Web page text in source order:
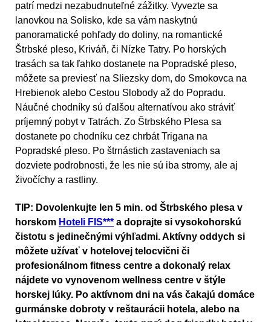
patrí medzi nezabudnuteľné zážitky. Vyvezte sa
lanovkou na Solisko, kde sa vám naskytnú
panoramatické pohľady do doliny, na romantické
Štrbské pleso, Kriváň, či Nízke Tatry. Po horských
trasách sa tak ľahko dostanete na Popradské pleso,
môžete sa previesť na Sliezsky dom, do Smokovca na
Hrebienok alebo Cestou Slobody až do Popradu.
Náučné chodníky sú ďalšou alternatívou ako stráviť
príjemný pobyt v Tatrách. Zo Štrbského Plesa sa
dostanete po chodníku cez chrbát Trigana na
Popradské pleso. Po štrnástich zastaveniach sa
dozviete podrobnosti, že les nie sú iba stromy, ale aj
živočíchy a rastliny.
TIP: Dovolenkujte len 5 min. od Štrbského plesa v
horskom Hoteli FIS*** a doprajte si vysokohorskú
čistotu s jedinečnými výhľadmi. Aktívny oddych si
môžete užívať v hotelovej telocvični či
profesionálnom fitness centre a dokonalý relax
nájdete vo vynovenom wellness centre v štýle
horskej lúky. Po aktívnom dni na vás čakajú domáce
gurmánske dobroty v reštaurácii hotela, alebo na